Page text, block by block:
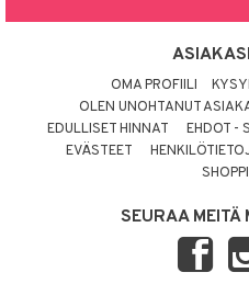
OMA PROFIILI
OLEN UNOHTANUT
EDULLISET HINNAT
EHDOT -
EVÄSTEET
SEURAA MEITÄ